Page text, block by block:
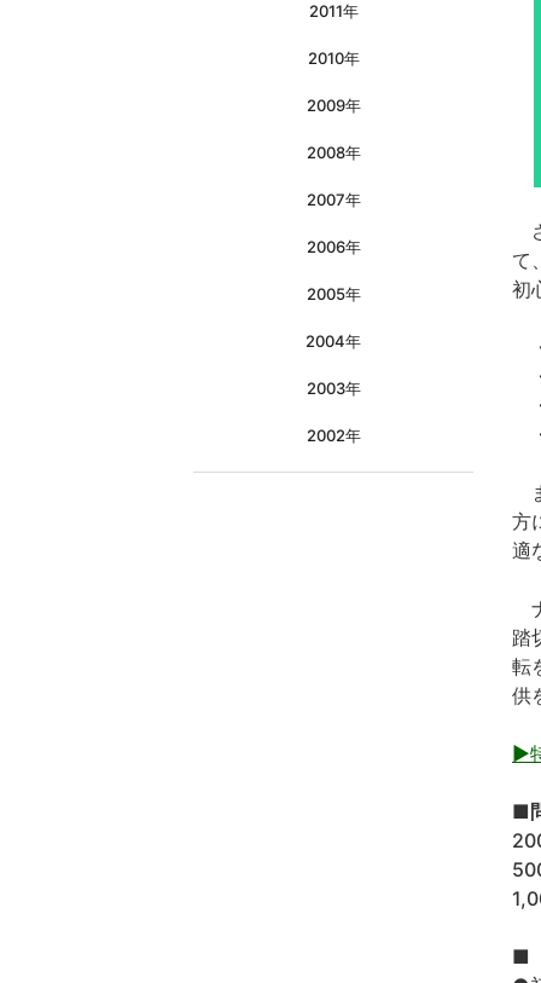
2011年
2010年
2009年
2008年
2007年
2006年
2005年
2004年
2003年
2002年
て
初
方
適
踏
転
供
▶
■
■